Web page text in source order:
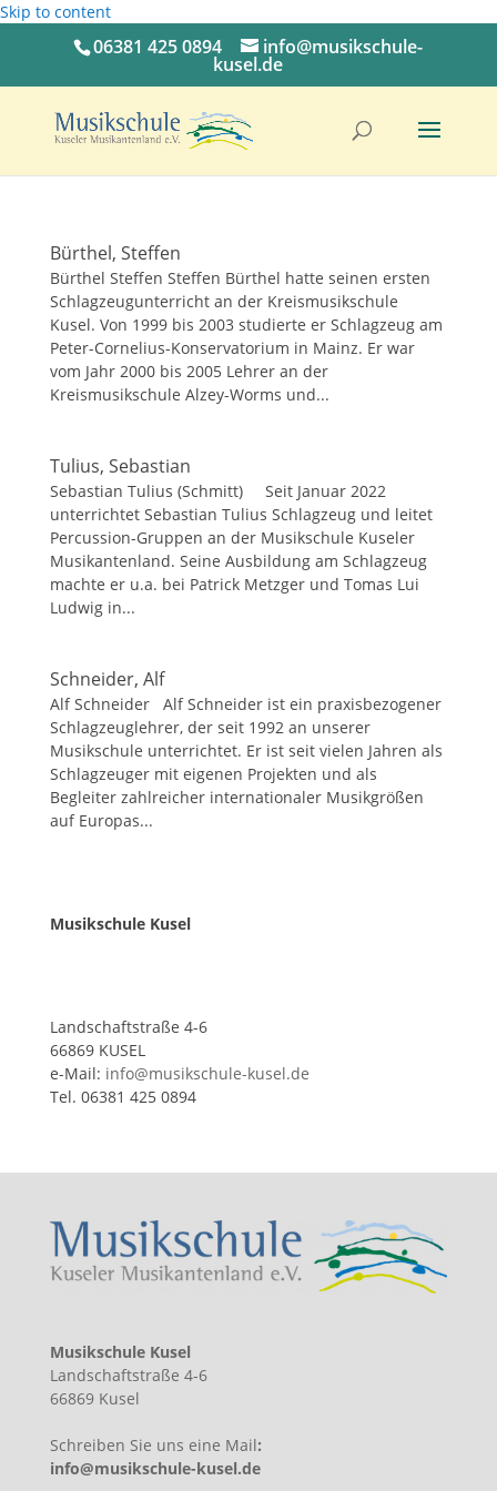
Skip to content
06381 425 0894 info@musikschule-
kusel.de
Bürthel, Steffen
Bürthel Steffen Steffen Bürthel hatte seinen ersten
Schlagzeugunterricht an der Kreismusikschule
Kusel. Von 1999 bis 2003 studierte er Schlagzeug am
Peter-Cornelius-Konservatorium in Mainz. Er war
vom Jahr 2000 bis 2005 Lehrer an der
Kreismusikschule Alzey-Worms und...
Tulius, Sebastian
Sebastian Tulius (Schmitt) Seit Januar 2022
unterrichtet Sebastian Tulius Schlagzeug und leitet
Percussion-Gruppen an der Musikschule Kuseler
Musikantenland. Seine Ausbildung am Schlagzeug
machte er u.a. bei Patrick Metzger und Tomas Lui
Ludwig in...
Schneider, Alf
Alf Schneider Alf Schneider ist ein praxisbezogener
Schlagzeuglehrer, der seit 1992 an unserer
Musikschule unterrichtet. Er ist seit vielen Jahren als
Schlagzeuger mit eigenen Projekten und als
Begleiter zahlreicher internationaler Musikgrößen
auf Europas...
Musikschule Kusel
Landschaftstraße 4-6
66869 KUSEL
e-Mail: info@musikschule-kusel.de
Tel. 06381 425 0894
Musikschule Kusel
Landschaftstraße 4-6
66869 Kusel
Schreiben Sie uns eine Mail:
info@musikschule-kusel.de